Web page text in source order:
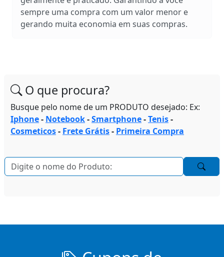
sempre uma compra com um valor menor e
gerando muita economia em suas compras.
O que procura?
Busque pelo nome de um PRODUTO desejado: Ex:
Iphone- Notebook-Smartphone-Tenis-
Cosmeticos- Frete Grátis- Primeira Compra